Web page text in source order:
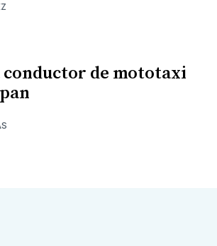
conductor de mototaxi